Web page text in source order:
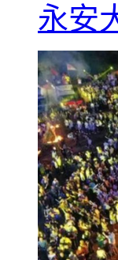
永安